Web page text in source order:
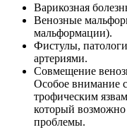
Варикозная
Венозные
мальформации).
Фистулы,
артериями.
Совмещение
Особое внимание
трофическим
который возможно
проблемы.